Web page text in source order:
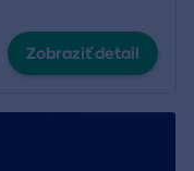
Zobraziť detail